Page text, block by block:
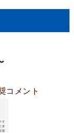
コメント